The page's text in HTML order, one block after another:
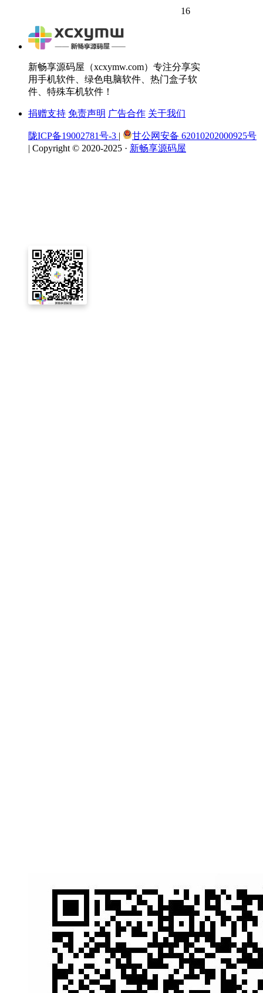
16
新畅享源码屋（xcxymw.com）专注分享实
用手机软件、绿色电脑软件、热门盒子软
件、特殊车机软件！
捐赠支持 免责声明 广告合作 关于我们
陇ICP备19002781号-3 |
甘公网安备 62010202000925号
| Copyright © 2020-2025 · 新畅享源码屋